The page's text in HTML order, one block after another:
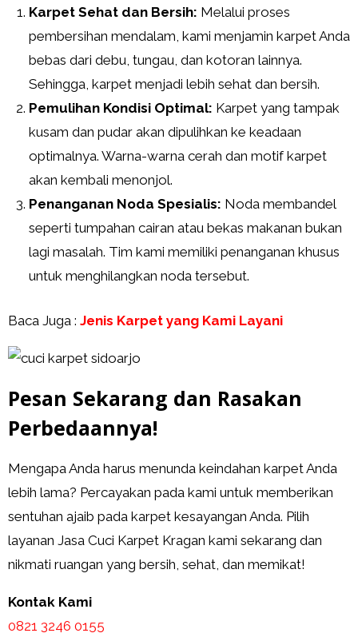
Karpet Sehat dan Bersih: Melalui proses
pembersihan mendalam, kami menjamin karpet Anda
bebas dari debu, tungau, dan kotoran lainnya.
Sehingga, karpet menjadi lebih sehat dan bersih.
Pemulihan Kondisi Optimal: Karpet yang tampak
kusam dan pudar akan dipulihkan ke keadaan
optimalnya. Warna-warna cerah dan motif karpet
akan kembali menonjol.
Penanganan Noda Spesialis: Noda membandel
seperti tumpahan cairan atau bekas makanan bukan
lagi masalah. Tim kami memiliki penanganan khusus
untuk menghilangkan noda tersebut.
Baca Juga : Jenis Karpet yang Kami Layani
Pesan Sekarang dan Rasakan
Perbedaannya!
Mengapa Anda harus menunda keindahan karpet Anda
lebih lama? Percayakan pada kami untuk memberikan
sentuhan ajaib pada karpet kesayangan Anda. Pilih
layanan Jasa Cuci Karpet Kragan kami sekarang dan
nikmati ruangan yang bersih, sehat, dan memikat!
Kontak Kami
0821 3246 0155​